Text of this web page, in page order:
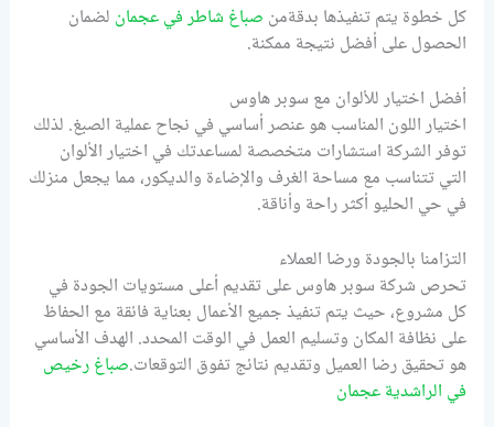
كل خطوة يتم تنفيذها بدقةمن صباغ شاطر في عجمان لضمان
الحصول على أفضل نتيجة ممكنة.
أفضل اختيار للألوان مع سوبر هاوس
اختيار اللون المناسب هو عنصر أساسي في نجاح عملية الصبغ. لذلك
توفر الشركة استشارات متخصصة لمساعدتك في اختيار الألوان
التي تتناسب مع مساحة الغرف والإضاءة والديكور، مما يجعل منزلك
في حي الحليو أكثر راحة وأناقة.
التزامنا بالجودة ورضا العملاء
تحرص شركة سوبر هاوس على تقديم أعلى مستويات الجودة في
كل مشروع، حيث يتم تنفيذ جميع الأعمال بعناية فائقة مع الحفاظ
على نظافة المكان وتسليم العمل في الوقت المحدد. الهدف الأساسي
هو تحقيق رضا العميل وتقديم نتائج تفوق التوقعات.صباغ رخيص
في الراشدية عجمان